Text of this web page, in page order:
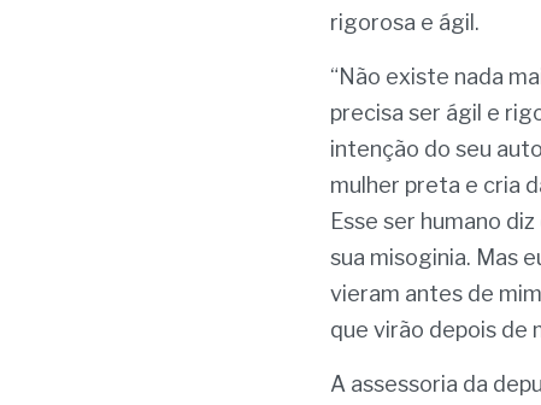
rigorosa e ágil.
“Não existe nada
precisa ser ágil e
intenção do seu
mulher preta e cria
Esse ser humano
sua misoginia. Mas
vieram antes de
que virão depois de
A assessoria da